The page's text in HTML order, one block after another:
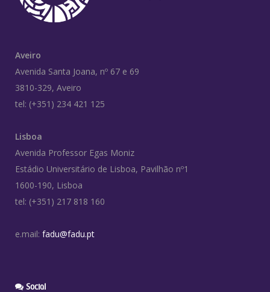
Aveiro
Avenida Santa Joana, nº 67 e 69
3810-329, Aveiro
tel: (+351) 234 421 125
Lisboa
Avenida Professor Egas Moniz
Estádio Universitário de Lisboa, Pavilhão nº1
1600-190, Lisboa
tel: (+351) 217 818 160
e.mail: fadu@fadu.pt
Social